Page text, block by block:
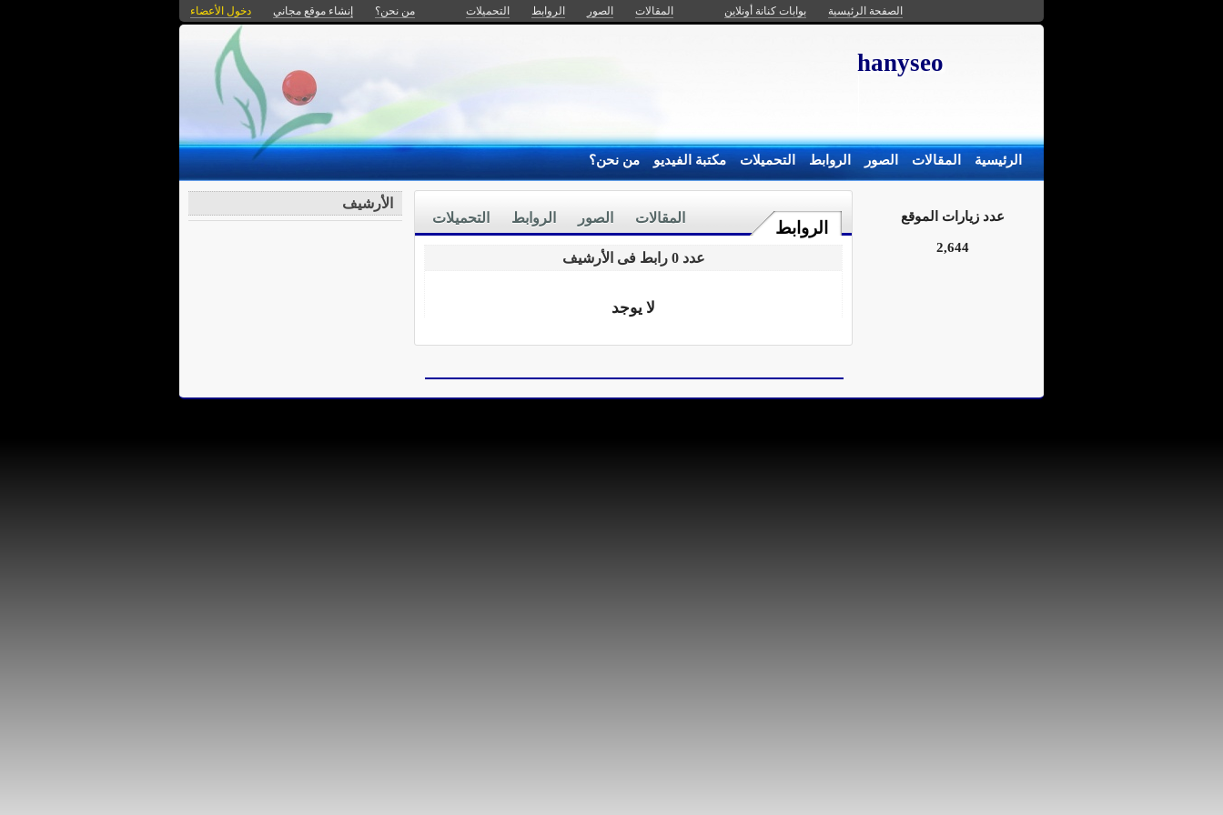
الصفحة الرئيسية بوابات كنانة أونلاين المقالات الصور الروابط التحميلات من نحن؟ إنشاء موقع مجاني دخول الأعضاء
hanyseo
الرئيسية المقالات الصور الروابط التحميلات مكتبة الفيديو من نحن؟
الروابط
التحميلات الروابط الصور المقالات
عدد 0 رابط فى الأرشيف
لا يوجد
عدد زيارات الموقع
2,644
الأرشيف